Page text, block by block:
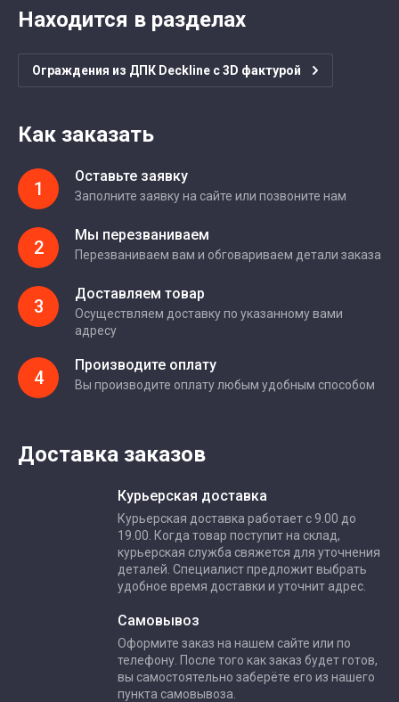
Находится в разделах
Ограждения из ДПК Deckline с 3D фактурой
Как заказать
1
Оставьте заявку
Заполните заявку на сайте или позвоните нам
2
Мы перезваниваем
Перезваниваем вам и обговариваем детали заказа
3
Доставляем товар
Осуществляем доставку по указанному вами
адресу
4
Производите оплату
Вы производите оплату любым удобным способом
Доставка заказов
Курьерская доставка
Курьерская доставка работает с 9.00 до
19.00. Когда товар поступит на склад,
курьерская служба свяжется для уточнения
деталей. Специалист предложит выбрать
удобное время доставки и уточнит адрес.
Самовывоз
Оформите заказ на нашем сайте или по
телефону. После того как заказ будет готов,
вы самостоятельно заберёте его из нашего
пункта самовывоза.